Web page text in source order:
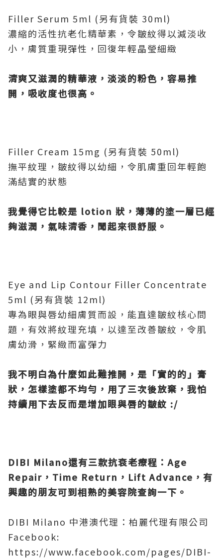
Filler Serum 5ml (另有貨裝 30ml)
濃縮的活性抗老化精華素，令皺紋得以減淡收
小，膚質重現彈性，回復年輕晶瑩細緻
清爽又滋潤的精華液，淡淡的粉色，容易推
開，吸收度也很高。
Filler Cream 15mg (另有貨裝 50ml)
撫平紋理，皺紋得以幼細，令肌膚重回年輕飽
滿結實的狀態
我覺得它比較是 lotion 狀，薄薄的塗一層已經
夠滋潤，氣味清香，聞起來很舒服。
Eye and Lip Contour Filler Concentrate
5ml (另有貨裝 12ml)
專為眼與唇幼細膚質而設，能直達皺紋核心問
題，有效將紋理充填，以達至改善皺紋，令肌
膚幼滑，緊緻而富彈力
我不明白為什麼如此難推開，是「實的的」膏
狀，怎樣塗都不均勻，用了三次後放棄，我怕
持續用下去反而是增加眼與唇的皺紋 :/
DIBI Milano還有三款抗衰老療程 ：Age
Repair ， Time Return ， Lift Advance ，有
興趣的朋友可到相熟的美容院查詢一下。
DIBI Milano 中港澳代理：柏麗代理有限公司
Facebook:
https://www.facebook.com/pages/DIBI-